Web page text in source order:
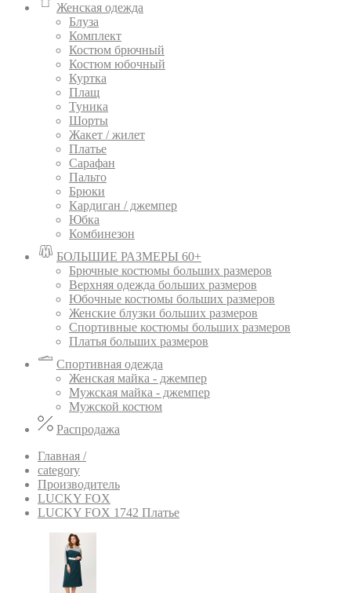
Женская одежда
Блуза
Комплект
Костюм брючный
Костюм юбочный
Куртка
Плащ
Туника
Шорты
Жакет / жилет
Платье
Сарафан
Пальто
Брюки
Кардиган / джемпер
Юбка
Комбинезон
БОЛЬШИЕ РАЗМЕРЫ 60+
Брючные костюмы больших размеров
Верхняя одежда больших размеров
Юбочные костюмы больших размеров
Женские блузки больших размеров
Спортивные костюмы больших размеров
Платья больших размеров
Спортивная одежда
Женская майка - джемпер
Мужская майка - джемпер
Мужской костюм
Распродажа
Главная /
category
Производитель
LUCKY FOX
LUCKY FOX 1742 Платье